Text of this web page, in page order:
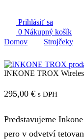
Prihlásiť sa
0 Nákupný košík
Domov
Strojčeky
INKONE TROX
295,00 € s DPH
Predstavujeme
pero v odvetví